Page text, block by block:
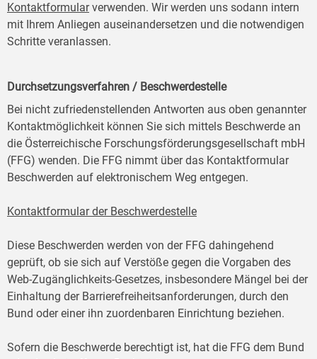
Kontaktformularverwenden. Wir werden uns sodann intern
mit Ihrem Anliegen auseinandersetzen und die notwendigen
Schritte veranlassen.
Durchsetzungsverfahren / Beschwerdestelle
Bei nicht zufriedenstellenden Antworten aus oben genannter
Kontaktmöglichkeit können Sie sich mittels Beschwerde an
die Österreichische Forschungsförderungsgesellschaft mbH
(FFG) wenden. Die FFG nimmt über das Kontaktformular
Beschwerden auf elektronischem Weg entgegen.
Kontaktformular der Beschwerdestelle
Diese Beschwerden werden von der FFG dahingehend
geprüft, ob sie sich auf Verstöße gegen die Vorgaben des
Web-Zugänglichkeits-Gesetzes, insbesondere Mängel bei der
Einhaltung der Barrierefreiheitsanforderungen, durch den
Bund oder einer ihn zuordenbaren Einrichtung beziehen.
Sofern die Beschwerde berechtigt ist, hat die FFG dem Bund